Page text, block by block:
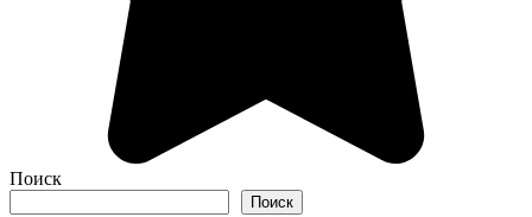
Поиск
Поиск